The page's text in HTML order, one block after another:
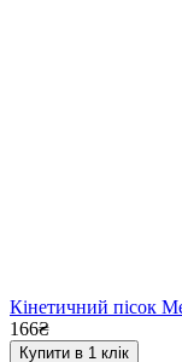
Кінетичний пісок
166₴
Купити в 1 клік